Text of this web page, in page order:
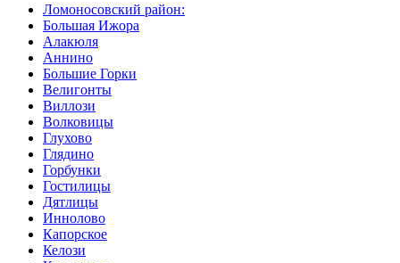
Ломоносовский район:
Большая Ижора
Алакюля
Аннино
Большие Горки
Велигонты
Виллози
Волковицы
Глухово
Глядино
Горбунки
Гостилицы
Дятлицы
Иннолово
Капорское
Келози